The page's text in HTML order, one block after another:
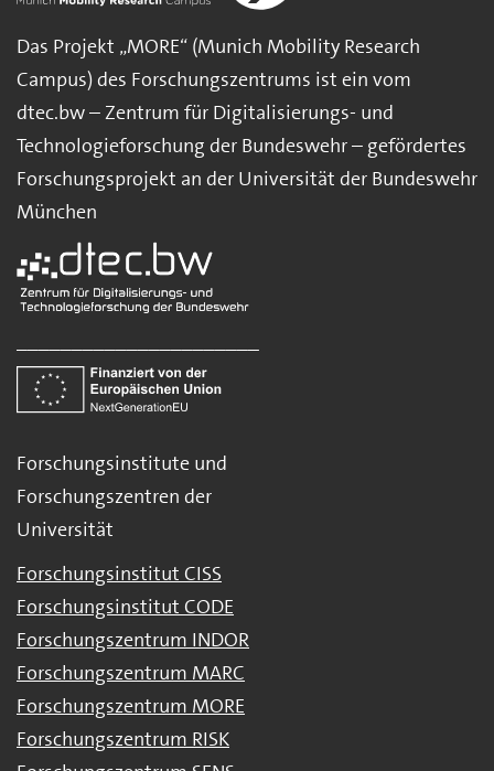
Das Projekt „MORE“ (Munich Mobility Research
Campus) des Forschungszentrums ist ein vom
dtec.bw – Zentrum für Digitalisierungs- und
Technologieforschung der Bundeswehr – gefördertes
Forschungsprojekt an der Universität der Bundeswehr
München
Forschungsinstitute und
Forschungszentren der
Universität
Forschungsinstitut CISS
Forschungsinstitut CODE
Forschungszentrum INDOR
Forschungszentrum MARC
Forschungszentrum MORE
Forschungszentrum RISK